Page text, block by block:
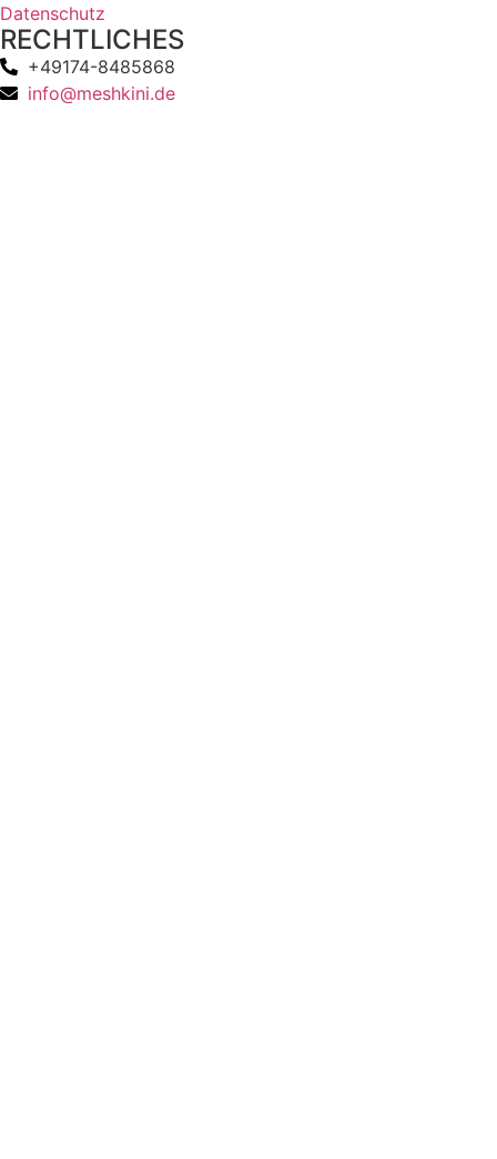
Datenschutz
RECHTLICHES
+49174-8485868
info@meshkini.de